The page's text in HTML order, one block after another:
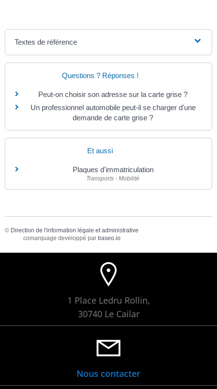
Textes de référence
Questions ? Réponses !
Peut-on choisir son adresse sur la carte grise ?
Un professionnel automobile peut-il se charger d'une
demande de carte grise ?
Et aussi
Plaques d'immatriculation
Transports - Mobilité
© Direction de l'information légale et administrative
comarquage developpé par baseo.io
1 Place Ledru Rollin,
30740 Le Cailar
Nous contacter